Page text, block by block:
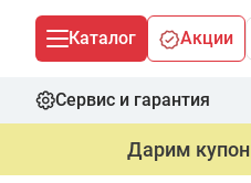
Каталог Акции
Сервис и гарантия
Дарим купон